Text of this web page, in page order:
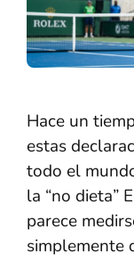
Hace un
estas
todo el
la “no dieta”
parece
simplemente